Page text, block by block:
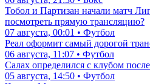
Тобол и Партизан начали матч
посмотреть прямую трансляцию?
07 августа, 00:01 • Футбол
Реал оформит самый дорогой
06 августа, 11:07 • Футбол
Салах определился с клубом
05 августа, 14:50 • Футбол